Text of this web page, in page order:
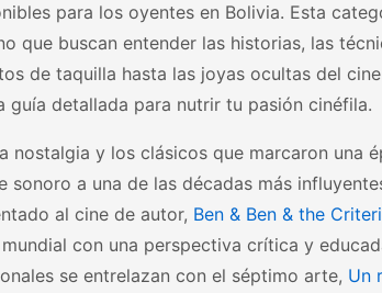
para los oyentes en Bolivia. Esta
que buscan entender las historias, las
de taquilla hasta las joyas ocultas del
guía detallada para nutrir tu pasión cinéfila.
nostalgia y los clásicos que marcaron una
sonoro a una de las décadas más
al cine de autor, Ben & Ben & the
con una perspectiva crítica y
se entrelazan con el séptimo arte, Un